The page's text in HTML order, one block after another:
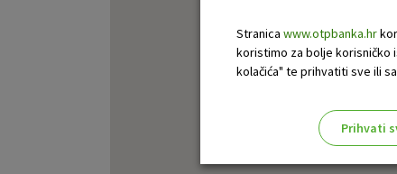
Stranica www.otpbanka.hr
koristimo za bolje korisničko
kolačića" te prihvatiti sve ili
Prihvati